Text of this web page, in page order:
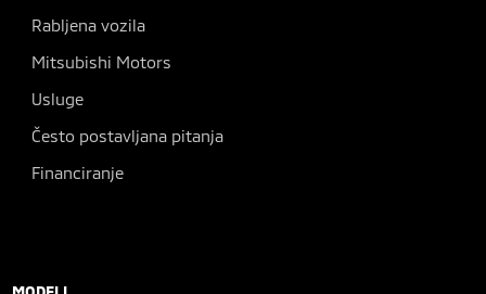
Rabljena vozila
Mitsubishi Motors
Usluge
Često postavljana pitanja
Financiranje